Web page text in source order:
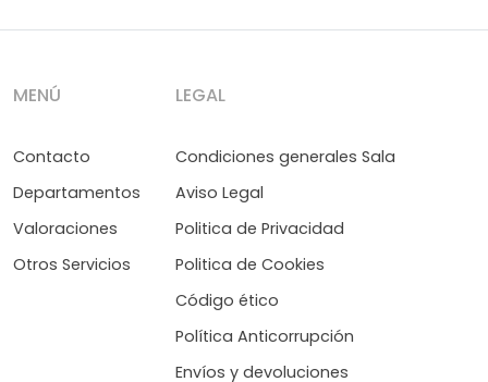
MENÚ
Contacto
Departamentos
Valoraciones
Otros Servicios
LEGAL
Condiciones generales Sala
Aviso Legal
Politica de Privacidad
Politica de Cookies
Código ético
Política Anticorrupción
Envíos y devoluciones